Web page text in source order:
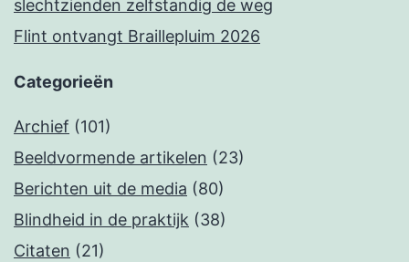
slechtzienden zelfstandig de weg
Flint ontvangt Braillepluim 2026
Categorieën
Archief (101)
Beeldvormende artikelen (23)
Berichten uit de media (80)
Blindheid in de praktijk (38)
Citaten (21)